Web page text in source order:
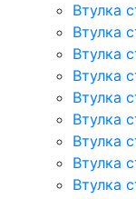
Втулка
Втулка
Втулка
Втулка
Втулка
Втулка
Втулка
Втулка
Втулка